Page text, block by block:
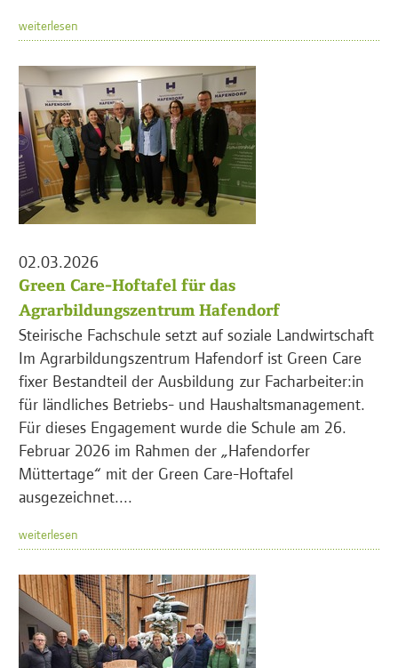
weiterlesen
02.03.2026
Green Care-Hoftafel für das
Agrarbildungszentrum Hafendorf
Steirische Fachschule setzt auf soziale Landwirtschaft
Im Agrarbildungszentrum Hafendorf ist Green Care
fixer Bestandteil der Ausbildung zur Facharbeiter:in
für ländliches Betriebs- und Haushaltsmanagement.
Für dieses Engagement wurde die Schule am 26.
Februar 2026 im Rahmen der „Hafendorfer
Müttertage“ mit der Green Care-Hoftafel
ausgezeichnet....
weiterlesen